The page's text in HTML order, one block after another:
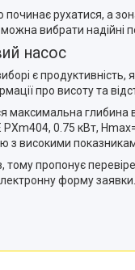
починає рухатися, а
можна вибрати
насос
є продуктивність,
про висоту та
максимальна глибина
PXm404, 0.75 кВт,
з високими
тому пропонує
форму